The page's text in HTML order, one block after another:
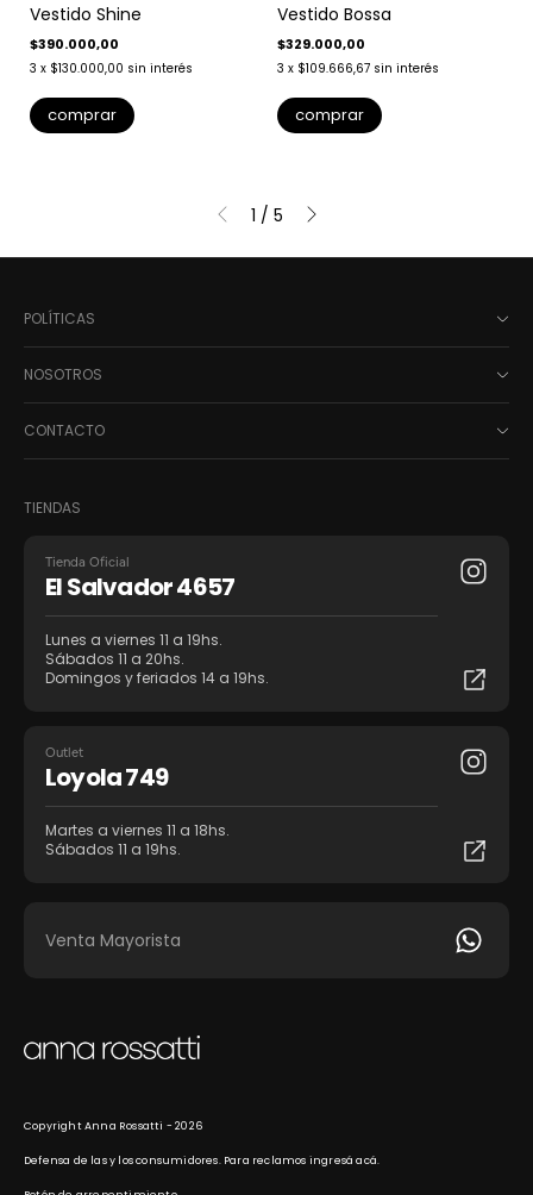
Vestido Shine
$390.000,00
3 x $130.000,00 sin interés
comprar
Vestido Bossa
$329.000,00
3 x $109.666,67 sin interés
comprar
1 / 5
POLÍTICAS
NOSOTROS
CONTACTO
TIENDAS
Tienda Oficial
El Salvador 4657
Lunes a viernes 11 a 19hs.
Sábados 11 a 20hs.
Domingos y feriados 14 a 19hs.
Outlet
Loyola 749
Martes a viernes 11 a 18hs.
Sábados 11 a 19hs.
Venta Mayorista
Copyright Anna Rossatti - 2026
Defensa de las y los consumidores. Para reclamos ingresá acá.